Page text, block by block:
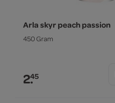
Arla skyr peach passion
450 Gram
2.45